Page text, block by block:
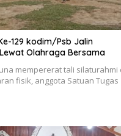
129 kodim/Psb Jalin
Olahraga Bersama
mempererat tali silaturahmi
fisik, anggota Satuan Tugas